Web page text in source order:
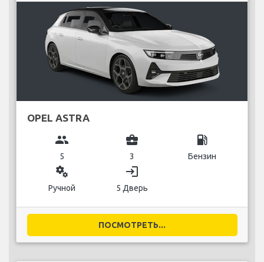
OPEL ASTRA
group
5
business_center
3
local_gas_station
Бензин
miscellaneous_services
Ручной
login
5 Дверь
ПОСМОТРЕТЬ...